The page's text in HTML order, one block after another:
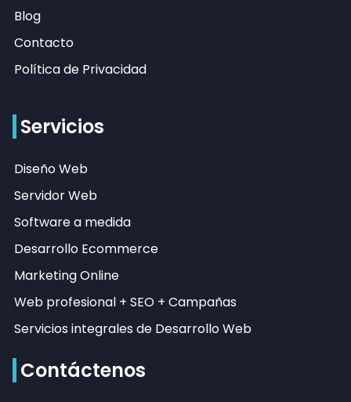
Blog
Contacto
Política de Privacidad
Servicios
Diseño Web
Servidor Web
Software a medida
Desarrollo Ecommerce
Marketing Online
Web profesional + SEO + Campañas
Servicios integrales de Desarrollo Web
Contáctenos